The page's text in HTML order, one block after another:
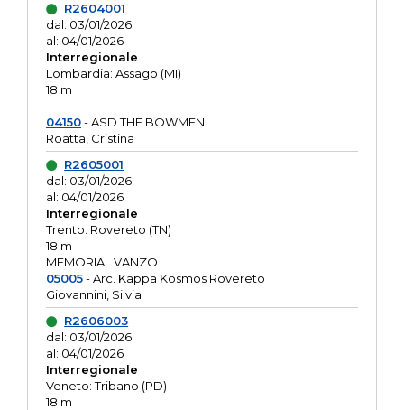
R2604001
dal: 03/01/2026
al: 04/01/2026
Interregionale
Lombardia: Assago (MI)
18 m
--
04150- ASD THE BOWMEN
Roatta, Cristina
R2605001
dal: 03/01/2026
al: 04/01/2026
Interregionale
Trento: Rovereto (TN)
18 m
MEMORIAL VANZO
05005- Arc. Kappa Kosmos Rovereto
Giovannini, Silvia
R2606003
dal: 03/01/2026
al: 04/01/2026
Interregionale
Veneto: Tribano (PD)
18 m